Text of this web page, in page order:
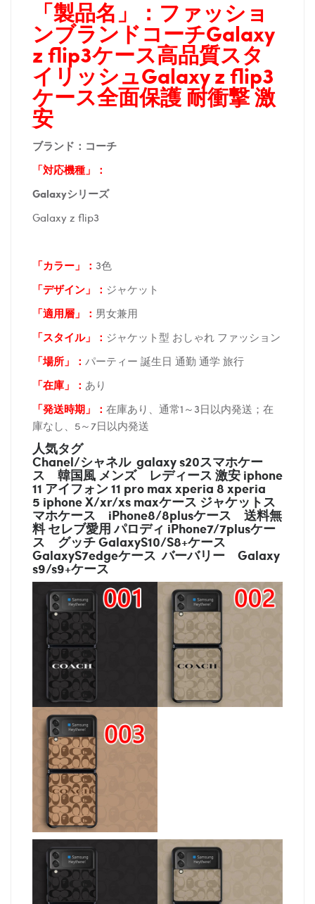
「製品名」： ファッショ
ンブランドコーチGalaxy
z flip3ケース高品質スタ
イリッシュGalaxy z flip3
ケース全面保護 耐衝撃 激
安
ブランド：コーチ
「対応機種」：
Galaxyシリーズ
Galaxy z flip3
「カラー」： 3色
「デザイン」
： ジャケット
「適用層」： 男女兼用
「スタイル」： ジャケット型 おしゃれ ファッション
「場所 」： パーティー 誕生日 通勤 通学 旅行
「在庫 」： あり
「発送時期 」： 在庫あり、通常1～3日以内発送；在
庫なし、5～7日以内発送
人気タグ
Chanel/シャネル galaxy s20スマホケー
ス 韓国風 メンズ レディース 激安 iphone
11 アイフォン 11 pro max xperia 8 xperia
5 iphone X/xr/xs maxケース ジャケットス
マホケース iPhone8/8plusケース 送料無
料 セレブ愛用 パロディ iPhone7/7plusケー
ス グッチGalaxyS10/S8+ケース
GalaxyS7edgeケース バーバリー Galaxy
s9/s9+ケース